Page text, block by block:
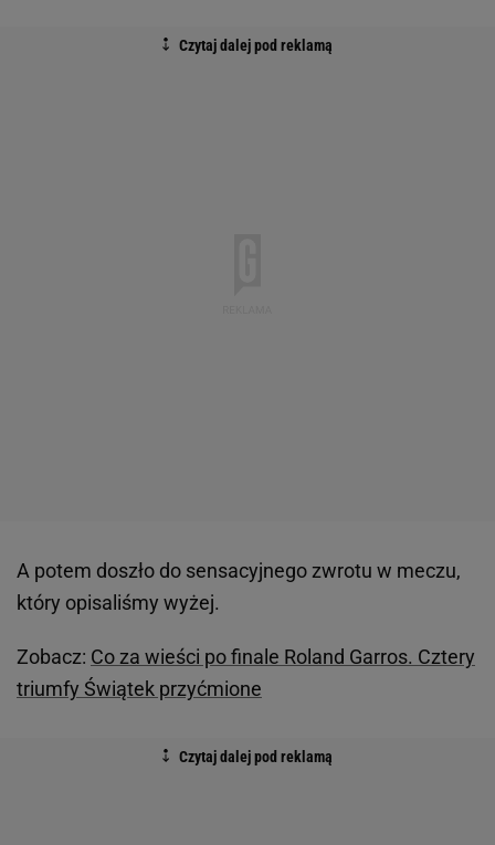
A potem doszło do sensacyjnego zwrotu w meczu,
który opisaliśmy wyżej.
Zobacz: Co za wieści po finale Roland Garros. Cztery
triumfy Świątek przyćmione